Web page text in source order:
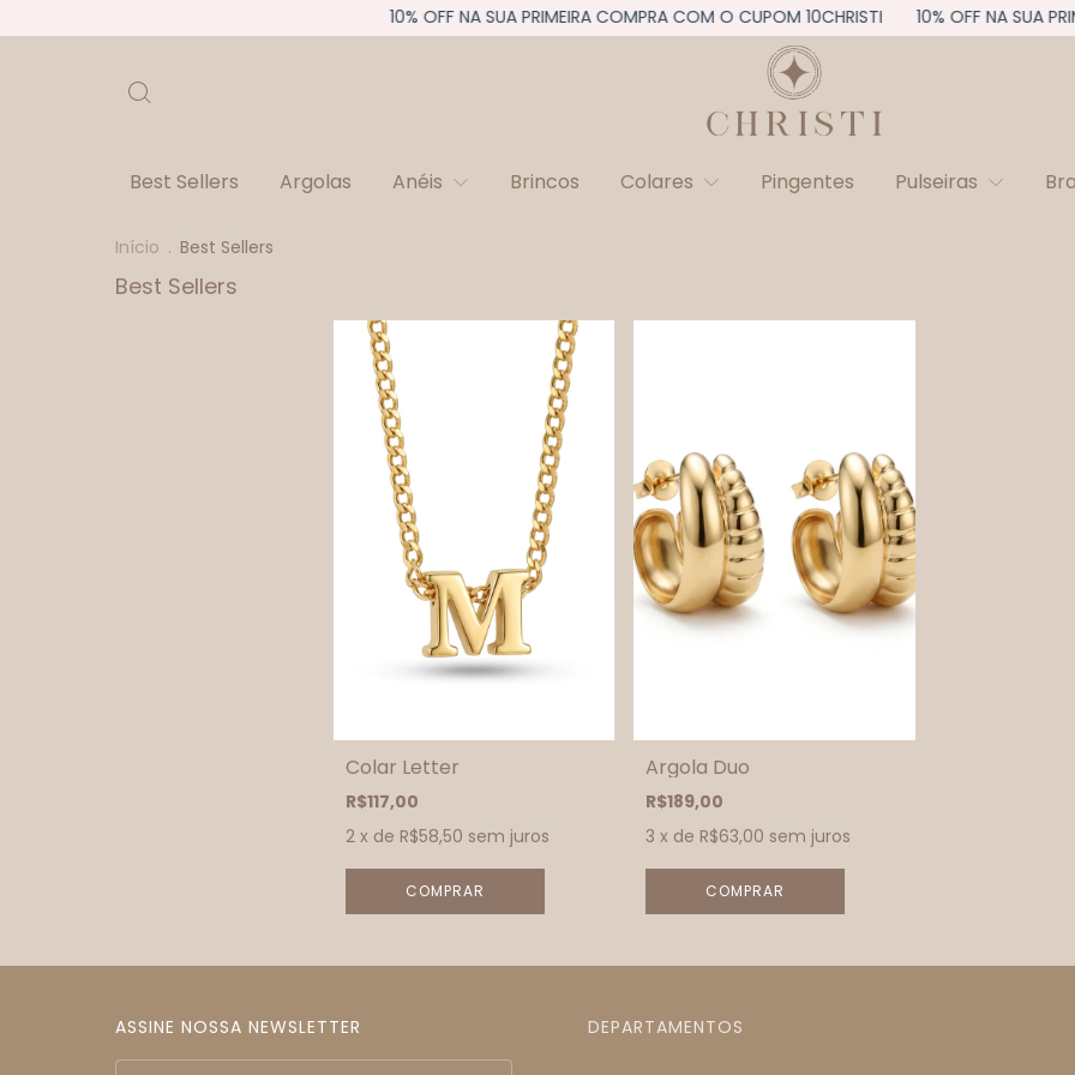
10% OFF NA SUA PRIMEIRA COMPRA COM O CUPOM 10CHRISTI 10% OFF NA SUA
Best Sellers Argolas Anéis Brincos Colares Pingentes Pulseiras
Início . Best Sellers
Best Sellers
Colar Letter
R$117,00
2 x de R$58,50 sem juros
COMPRAR
Argola Duo
R$189,00
3 x de R$63,00 sem juros
ASSINE NOSSA NEWSLETTER DEPARTAMENTOS